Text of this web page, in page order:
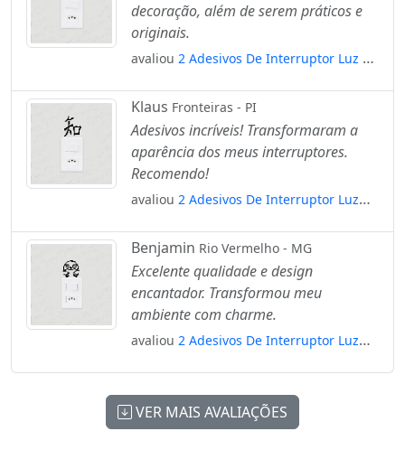
decoração, além de serem práticos e
originais.
avaliou 2 Adesivos De Interruptor Luz E
Klaus Fronteiras - PI
Adesivos incríveis! Transformaram a
aparência dos meus interruptores.
Recomendo!
avaliou 2 Adesivos De Interruptor Luz
Benjamin Rio Vermelho - MG
Excelente qualidade e design
encantador. Transformou meu
ambiente com charme.
avaliou 2 Adesivos De Interruptor Luz
VER MAIS AVALIAÇÕES